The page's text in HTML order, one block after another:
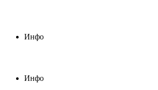
Инфо
Инфо